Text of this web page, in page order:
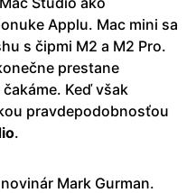
Applu. Mac mini sa
s čipmi M2 a M2 Pro.
prestane
Keď však
pravdepodobnosťou
.
Mark Gurman.